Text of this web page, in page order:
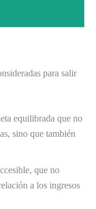
para salir
equilibrada que no
sino que también
que no
a los ingresos